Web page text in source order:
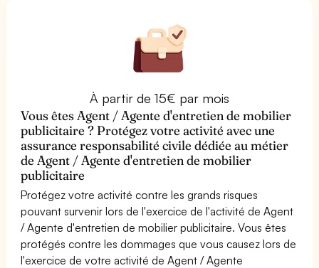
À partir de 15€ par mois
Vous êtes Agent / Agente d'entretien de mobilier
publicitaire ? Protégez votre activité avec une
assurance responsabilité civile dédiée au métier
de Agent / Agente d'entretien de mobilier
publicitaire
Protégez votre activité contre les grands risques
pouvant survenir lors de l'exercice de l'activité de Agent
/ Agente d'entretien de mobilier publicitaire. Vous êtes
protégés contre les dommages que vous causez lors de
l'exercice de votre activité de Agent / Agente